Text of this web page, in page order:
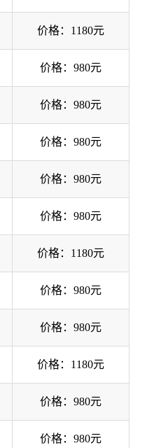
价格：1180元
价格：980元
价格：980元
价格：980元
价格：980元
价格：980元
价格：1180元
价格：980元
价格：980元
价格：1180元
价格：980元
价格：980元